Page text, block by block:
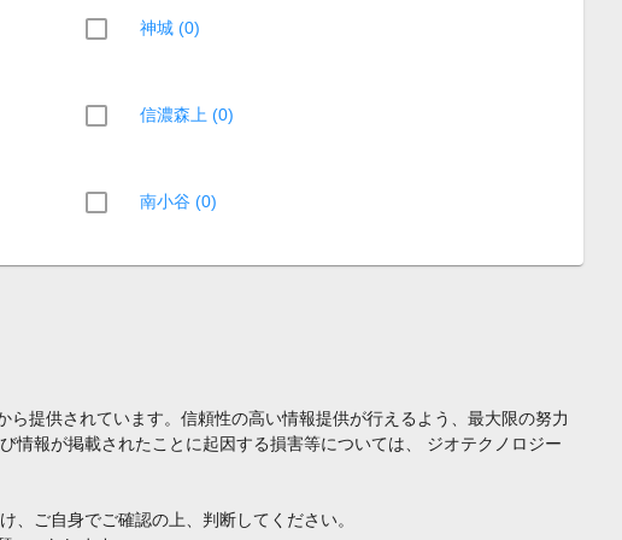
神城 (0)
信濃森上 (0)
南小谷 (0)
提供されています。信頼性の高い情報提供が行えるよう、最大限の努力
情報が掲載されたことに起因する損害等については、 ジオテクノロジー
ご自身でご確認の上、判断してください。